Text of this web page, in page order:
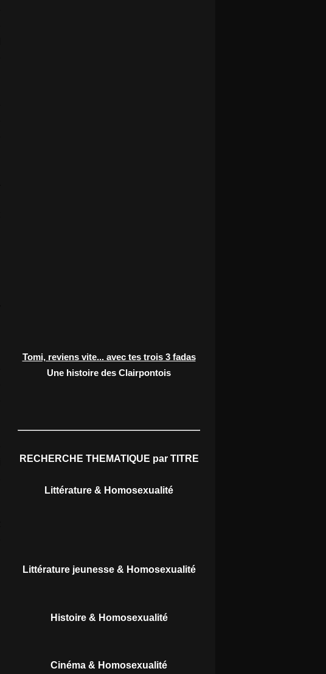
Tomi, reviens vite... avec tes trois 3 fadas
Une histoire des Clairpontois
RECHERCHE THEMATIQUE par TITRE
Littérature & Homosexualité
Littérature jeunesse & Homosexualité
Histoire & Homosexualité
Cinéma & Homosexualité